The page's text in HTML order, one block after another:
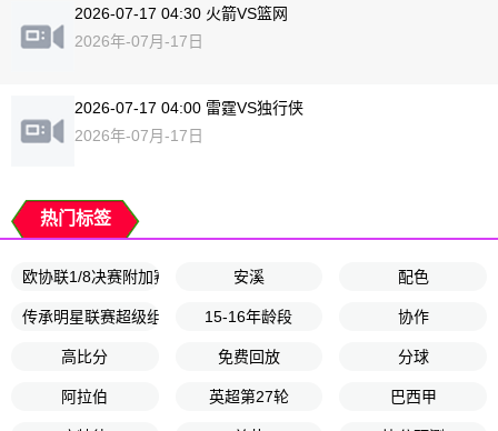
2026-07-17 04:30 火箭VS篮网
2026年-07月-17日
2026-07-17 04:00 雷霆VS独行侠
2026年-07月-17日
热门标签
欧协联1/8决赛附加赛次回合 安溪 配色
传承明星联赛超级组第2轮 15-16年龄段 协作
高比分 免费回放 分球
阿拉伯 英超第27轮 巴西甲